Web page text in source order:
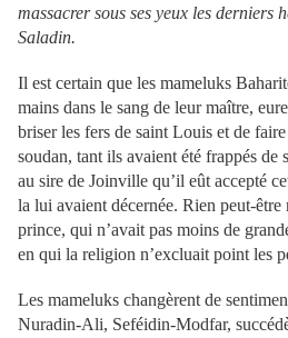
massacrer sous ses yeux les derniers
Saladin.
Il est certain que les mameluks
mains dans le sang de leur maître,
briser les fers de saint Louis et de
soudan, tant ils avaient été frappés de
au sire de Joinville qu’il eût accepté
la lui avaient décernée. Rien peut-
prince, qui n’avait pas moins de
en qui la religion n’excluait point les
Les mameluks changèrent de
Nuradin-Ali, Seféidin-Modfar,